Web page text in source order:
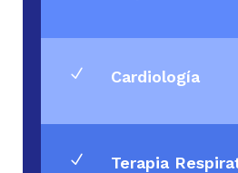
N Cardiología
N Terapia